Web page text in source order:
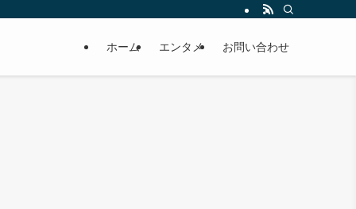
ホーム エンタメ お問い合わせ